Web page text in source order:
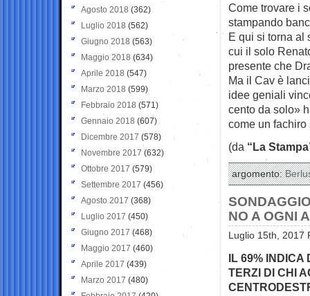
Come trovare i
stampando
E qui si torna al
cui il solo
presente che
Ma il Cav è
idee geniali
cento da solo»
come un
(da “La
argomento:
NO A OGNI
Luglio 15th, 2017
IL 69% INDICA
TERZI DI CHI
Agosto 2018 (362)
Luglio 2018 (562)
Giugno 2018 (563)
Maggio 2018 (634)
Aprile 2018 (547)
Marzo 2018 (599)
Febbraio 2018 (571)
Gennaio 2018 (607)
Dicembre 2017 (578)
Novembre 2017 (632)
Ottobre 2017 (579)
Settembre 2017 (456)
Agosto 2017 (368)
Luglio 2017 (450)
Giugno 2017 (468)
Maggio 2017 (460)
Aprile 2017 (439)
Marzo 2017 (480)